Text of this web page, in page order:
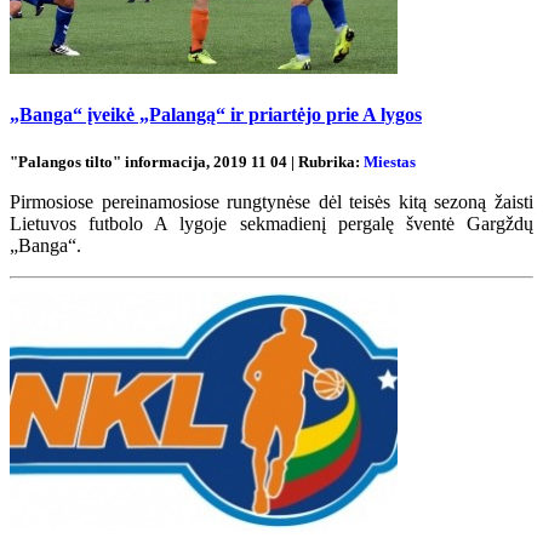
„Banga“ įveikė „Palangą“ ir priartėjo prie A lygos
"Palangos tilto" informacija, 2019 11 04 | Rubrika: Miestas
Pirmosiose pereinamosiose rungtynėse dėl teisės kitą sezoną žaisti
Lietuvos futbolo A lygoje sekmadienį pergalę šventė Gargždų
„Banga“.